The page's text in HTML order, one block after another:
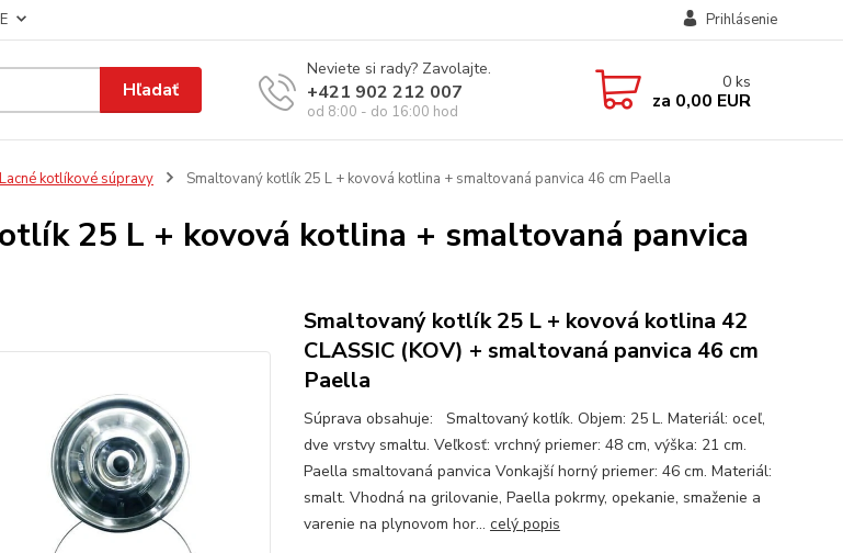
Prihlásenie
Hľadať
Neviete si rady? Zavolajte.
+421 902 212 007
od 8:00 - do 16:00 hod
0 ks
za 0,00 EUR
Lacné kotlíkové súpravy Smaltovaný kotlík 25 L + kovová kotlina + smaltovaná panvica 46 cm Paella
25 L + kovová kotlina + smaltovaná panvica
Smaltovaný kotlík 25 L + kovová kotlina 42
CLASSIC (KOV) + smaltovaná panvica 46 cm
Paella
Súprava obsahuje: Smaltovaný kotlík. Objem: 25 L. Materiál: oceľ,
dve vrstvy smaltu. Veľkosť: vrchný priemer: 48 cm, výška: 21 cm.
Paella smaltovaná panvica Vonkajší horný priemer: 46 cm. Materiál:
smalt. Vhodná na grilovanie, Paella pokrmy, opekanie, smaženie a
varenie na plynovom hor... celý popis